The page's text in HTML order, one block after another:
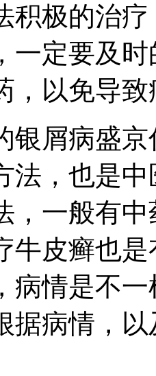
积极的治
一定要及
，以免导
银屑病盛
法，也是
，一般有
牛皮癣也
病情是不
据病情，